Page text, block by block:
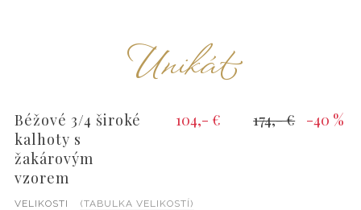
Unikát
Béžové 3/4 široké
kalhoty s
žakárovým
vzorem
104,- € 174,- € -40 %
VELIKOSTI (TABULKA VELIKOSTÍ)